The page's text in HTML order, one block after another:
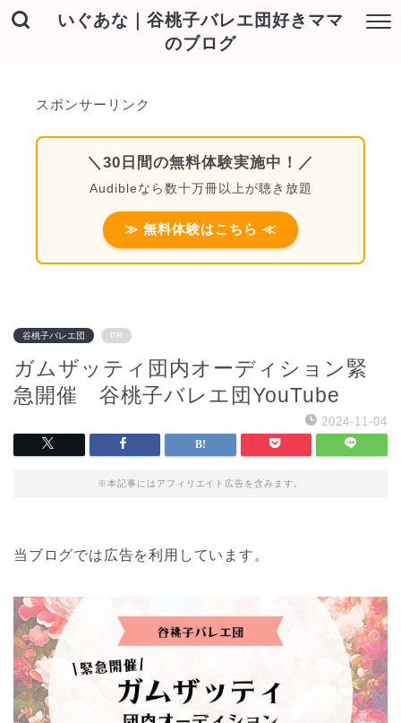
いぐあな｜谷桃子バレエ団好きママ
のブログ
スポンサーリンク
＼30日間の無料体験実施中！／
Audibleなら数十万冊以上が聴き放題
≫ 無料体験はこちら ≪
谷桃子バレエ団 PR
ガムザッティ団内オーディション緊
急開催 谷桃子バレエ団YouTube
2024-11-04
※本記事にはアフィリエイト広告を含みます。
当ブログでは広告を利用しています。